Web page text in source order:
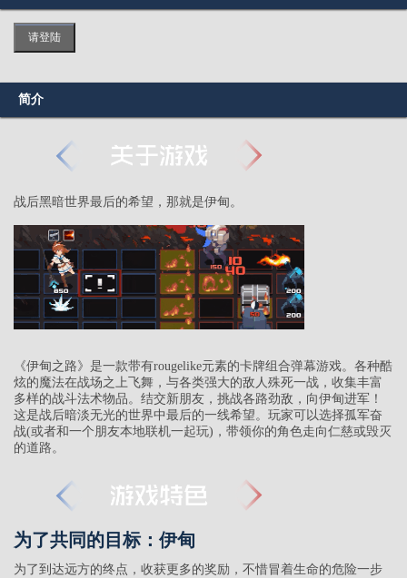
请登陆
简介
战后黑暗世界最后的希望，那就是伊甸。
《伊甸之路》是一款带有rougelike元素的卡牌组合弹幕游戏。各种酷
炫的魔法在战场之上飞舞，与各类强大的敌人殊死一战，收集丰富
多样的战斗法术物品。结交新朋友，挑战各路劲敌，向伊甸进军！
这是战后暗淡无光的世界中最后的一线希望。玩家可以选择孤军奋
战(或者和一个朋友本地联机一起玩)，带领你的角色走向仁慈或毁灭
的道路。
为了共同的目标：伊甸
为了到达远方的终点，收获更多的奖励，不惜冒着生命的危险一步